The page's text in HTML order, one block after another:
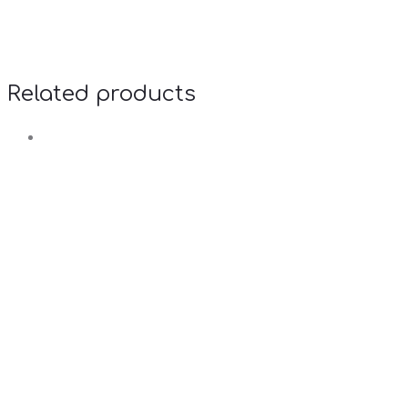
Related products